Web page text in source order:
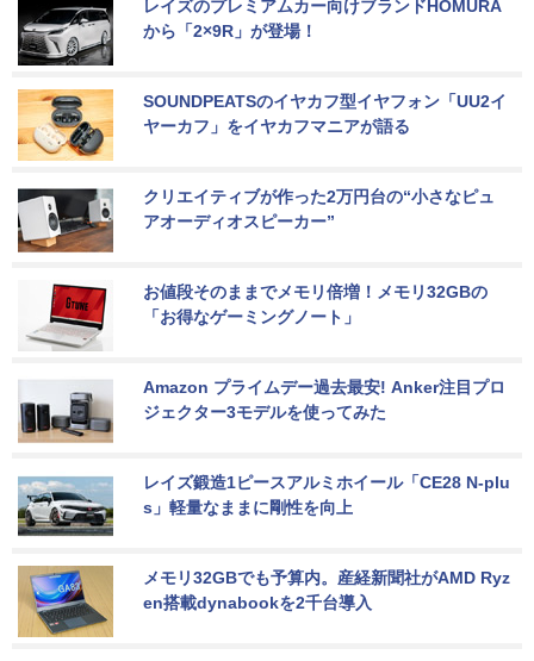
レイズのプレミアムカー向けブランドHOMURA
から「2×9R」が登場！
SOUNDPEATSのイヤカフ型イヤフォン「UU2イ
ヤーカフ」をイヤカフマニアが語る
クリエイティブが作った2万円台の“小さなピュ
アオーディオスピーカー”
お値段そのままでメモリ倍増！メモリ32GBの
「お得なゲーミングノート」
Amazon プライムデー過去最安! Anker注目プロ
ジェクター3モデルを使ってみた
レイズ鍛造1ピースアルミホイール「CE28 N-plu
s」軽量なままに剛性を向上
メモリ32GBでも予算内。産経新聞社がAMD Ryz
en搭載dynabookを2千台導入